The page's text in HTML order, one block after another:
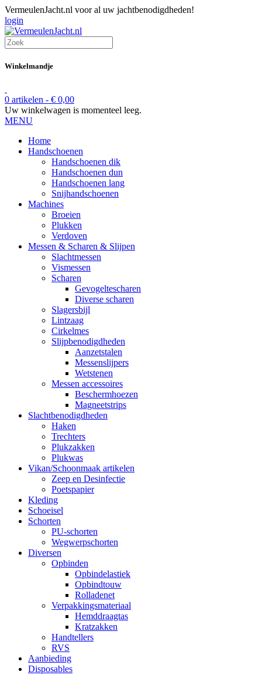
VermeulenJacht.nl voor al uw jachtbenodigdheden!
login
Winkelmandje
0 artikelen - € 0,00
Uw winkelwagen is momenteel leeg.
MENU
Home
Handschoenen
Handschoenen dik
Handschoenen dun
Handschoenen lang
Snijhandschoenen
Machines
Broeien
Plukken
Verdoven
Messen & Scharen & Slijpen
Slachtmessen
Vismessen
Scharen
Gevogeltescharen
Diverse scharen
Slagersbijl
Lintzaag
Cirkelmes
Slijpbenodigdheden
Aanzetstalen
Messenslijpers
Wetstenen
Messen accessoires
Beschermhoezen
Magneetstrips
Slachtbenodigdheden
Haken
Trechters
Plukzakken
Plukwas
Vikan/Schoonmaak artikelen
Zeep en Desinfectie
Poetspapier
Kleding
Schoeisel
Schorten
PU-schorten
Wegwerpschorten
Diversen
Opbinden
Opbindelastiek
Opbindtouw
Rolladenet
Verpakkingsmateriaal
Hemddraagtas
Kratzakken
Handtellers
RVS
Aanbieding
Disposables